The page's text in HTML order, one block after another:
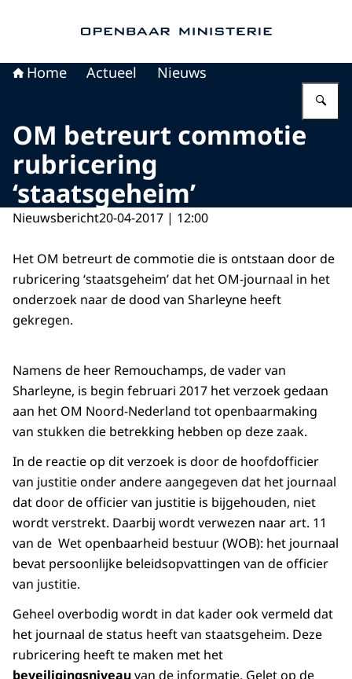
Home Actueel Nieuws
OM betreurt commotie
rubricering
‘staatsgeheim’
Nieuwsbericht20-04-2017 | 12:00
Het OM betreurt de commotie die is ontstaan door de
rubricering ‘staatsgeheim’ dat het OM-journaal in het
onderzoek naar de dood van Sharleyne heeft
gekregen.
Namens de heer Remouchamps, de vader van
Sharleyne, is begin februari 2017 het verzoek gedaan
aan het OM Noord-Nederland tot openbaarmaking
van stukken die betrekking hebben op deze zaak.
In de reactie op dit verzoek is door de hoofdofficier
van justitie onder andere aangegeven dat het journaal
dat door de officier van justitie is bijgehouden, niet
wordt verstrekt. Daarbij wordt verwezen naar art. 11
van de Wet openbaarheid bestuur (WOB): het journaal
bevat persoonlijke beleidsopvattingen van de officier
van justitie.
Geheel overbodig wordt in dat kader ook vermeld dat
het journaal de status heeft van staatsgeheim. Deze
rubricering heeft te maken met het
beveiligingsniveauvan de informatie. Gelet op de